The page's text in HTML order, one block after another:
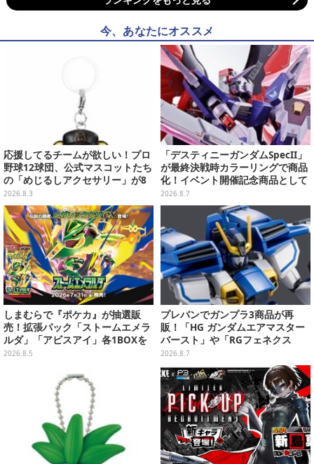
今、あなたにオススメ
応援してるチームが欲しい！プロ
野球12球団、公式マスコットたち
の「めじるしアクセサリー」が8
月第2週より再販
2026.8.3
「デスティニーガンダムSpecII」
が最終決戦時カラーリングで商品
化！イベント開催記念商品として
METAL ROBOT魂に新登場
2026.8.7
しまむらで『ポケカ』が抽選販
売！拡張パック「ストームエメラ
ルダ」「アビスアイ」各1BOXを
ラインナップ
2026.8.5
プレバンでガンプラ3商品が再
販！「HG ガンダムエアマスター
バースト」や「RGフェネクス
（ナラティブVer.）」も
2026.8.7